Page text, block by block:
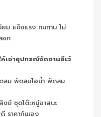
ม แข็งแรง ทนทาน ไม่
อก
ห้เช่าอุปกรณ์จัดงานอีเว้
ดลม พัดลมไอน้ำ พัดลม
ข์ ชุดโต๊ะหมู่อาสนะ
ราคากันเอง